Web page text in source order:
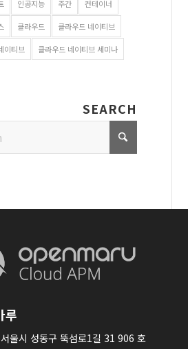
인공지능 주간 컨테이너
클라우드 클라우드 네이티브
이티브 클라우드 네이티브 세미나
SEARCH
루
울시 성동구 뚝섬로1길 31 906 호